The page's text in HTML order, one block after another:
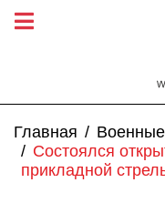
Главная
Состоялся
прикладной